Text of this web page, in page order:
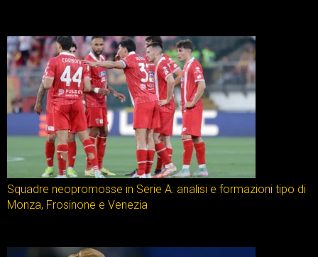
Squadre neopromosse in Serie A: analisi e formazioni tipo di
Monza, Frosinone e Venezia